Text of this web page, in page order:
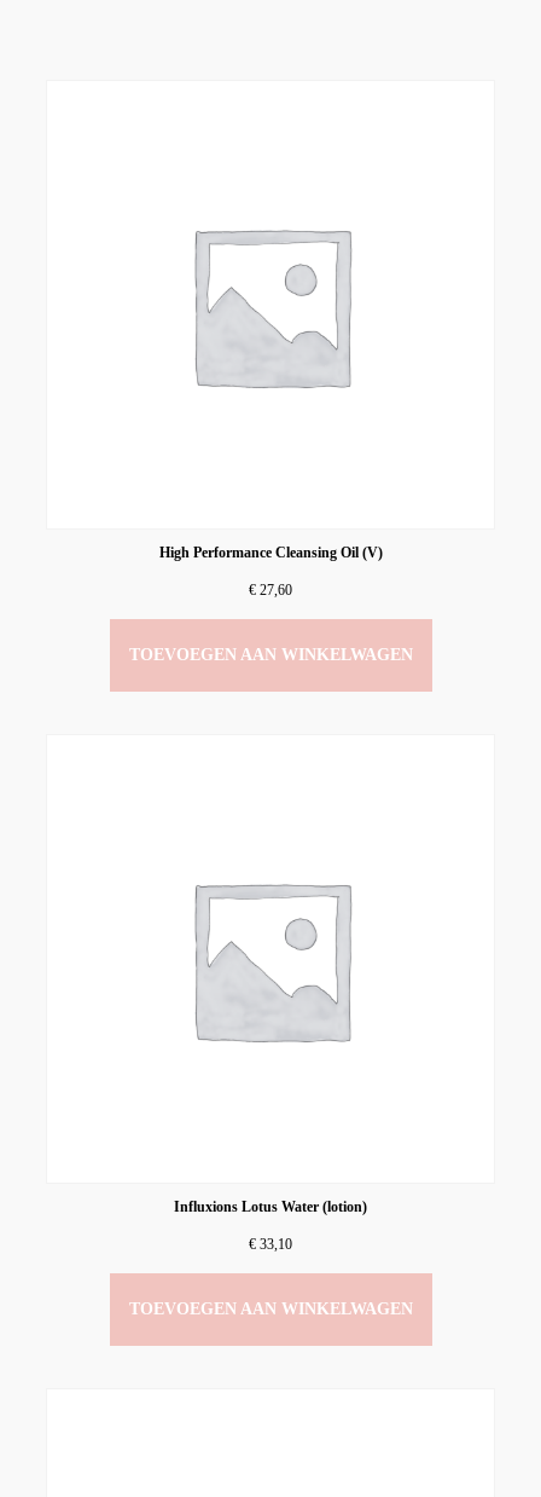
High Performance Cleansing Oil (V)
€ 27,60
TOEVOEGEN AAN WINKELWAGEN
Influxions Lotus Water (lotion)
€ 33,10
TOEVOEGEN AAN WINKELWAGEN